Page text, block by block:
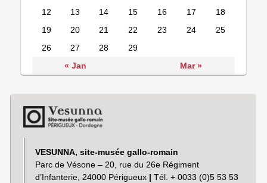
12
13 14 15 16 17
18
19
20 21 22 23 24
25
26
27 28
29
« Jan
Mar »
VESUNNA, site-musée gallo-romain
Parc de Vésone – 20, rue du 26e Régiment
d’Infanterie, 24000 Périgueux | Tél. + 0033 (0)5 53 53